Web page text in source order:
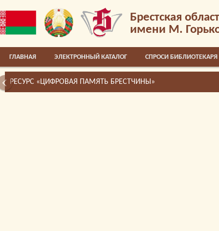
Брестская
имени М.
ГЛАВНАЯ ЭЛЕКТРОННЫЙ КАТАЛОГ СПРОСИ БИБЛИОТЕКАРЯ
РЕСУРС «ЦИФРОВАЯ ПАМЯТЬ БРЕСТЧИНЫ»